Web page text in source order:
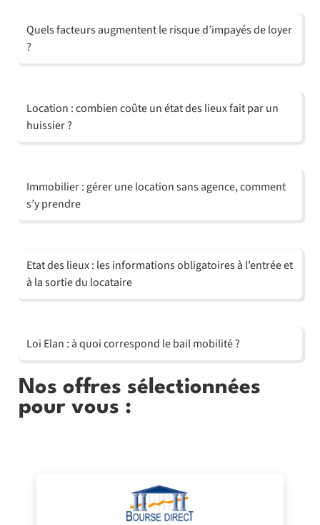
Quels facteurs augmentent le risque d’impayés de loyer
?
Location : combien coûte un état des lieux fait par un
huissier ?
Immobilier : gérer une location sans agence, comment
s’y prendre
Etat des lieux : les informations obligatoires à l’entrée et
à la sortie du locataire
Loi Elan : à quoi correspond le bail mobilité ?
Nos offres sélectionnées
pour vous :